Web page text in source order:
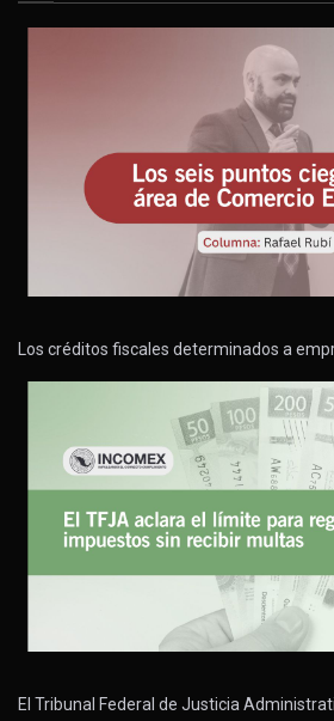
Los créditos fiscales determinados a
El Tribunal Federal de Justicia